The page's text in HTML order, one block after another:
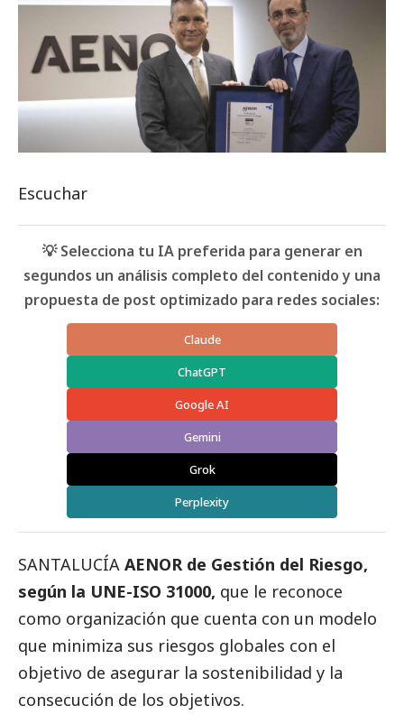
Escuchar
💡 Selecciona tu IA preferida para generar en
segundos un análisis completo del contenido y una
propuesta de post optimizado para redes sociales:
Claude
ChatGPT
Google AI
Gemini
Grok
Perplexity
SANTALUCÍA AENOR de Gestión del Riesgo,
según la UNE-ISO 31000, que le reconoce
como organización que cuenta con un modelo
que minimiza sus riesgos globales con el
objetivo de asegurar la sostenibilidad y la
consecución de los objetivos.